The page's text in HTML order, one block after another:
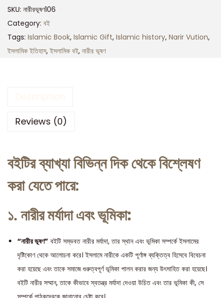
SKU: নারীরভূষণ106
Category: বই
Tags: Islamic Book, Islamic Gift, Islamic history, Narir Vution,
ইসলামিক ইতিহাস, ইসলামিক বই, নারীর ভূষণ
Reviews (0)
বইটির ব্যাখ্যা বিভিন্ন দিক থেকে বিশ্লেষণ
করা যেতে পারে:
১.নারীর মর্যাদা এবং ভূমিকা:
“নারীর ভূষণ” বইটি সম্ভবত নারীর মর্যাদা, তার স্থান এবং ভূমিকা সম্পর্কে ইসলামের
দৃষ্টিকোণ থেকে আলোচনা করে। ইসলামে নারীকে একটি পূর্ণাঙ্গ ব্যক্তিত্ব হিসেবে বিবেচনা
করা হয়েছে এবং তাকে সমাজে গুরুত্বপূর্ণ ভূমিকা পালন করার জন্য উৎসাহিত করা হয়েছে।
বইটি নারীর সম্মান, তাকে কীভাবে স্বতন্ত্র মর্যাদা দেওয়া উচিত এবং তার ভূমিকা কী, সে